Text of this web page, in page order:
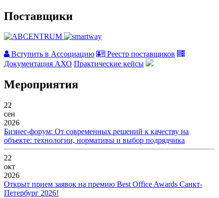
Поставщики
Вступить в Ассоциацию
Реестр поставщиков
Документация АХО Практические кейсы
Мероприятия
22
сен
2026
Бизнес-форум: От современных решений к качеству на
объекте: технологии, нормативы и выбор подрядчика
22
окт
2026
Открыт прием заявок на премию Best Office Awards Санкт-
Петербург 2026!